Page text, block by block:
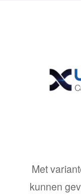
Met
kunnen